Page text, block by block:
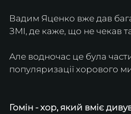
Вадим Яценко вже дав
ЗМІ, де каже, що не чекав
Але водночас це була
популяризації хорового
Гомін - хор, який вміє